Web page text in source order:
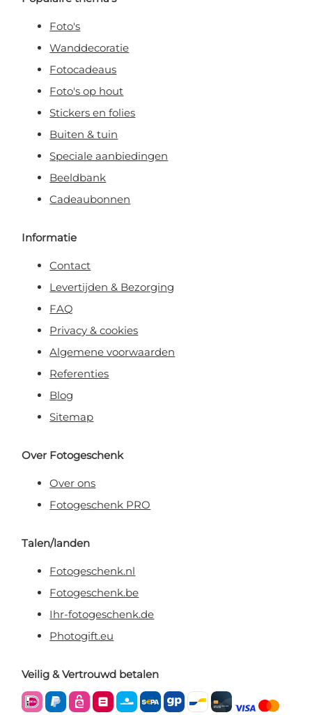
Foto's
Wanddecoratie
Fotocadeaus
Foto's op hout
Stickers en folies
Buiten & tuin
Speciale aanbiedingen
Beeldbank
Cadeaubonnen
Informatie
Contact
Levertijden & Bezorging
FAQ
Privacy & cookies
Algemene voorwaarden
Referenties
Blog
Sitemap
Over Fotogeschenk
Over ons
Fotogeschenk PRO
Talen/landen
Fotogeschenk.nl
Fotogeschenk.be
Ihr-fotogeschenk.de
Photogift.eu
Veilig & Vertrouwd betalen